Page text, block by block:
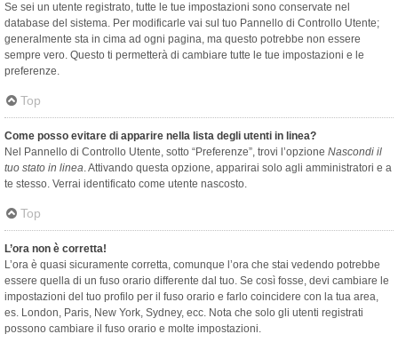
Se sei un utente registrato, tutte le tue impostazioni sono conservate nel
database del sistema. Per modificarle vai sul tuo Pannello di Controllo Utente;
generalmente sta in cima ad ogni pagina, ma questo potrebbe non essere
sempre vero. Questo ti permetterà di cambiare tutte le tue impostazioni e le
preferenze.
Top
Come posso evitare di apparire nella lista degli utenti in linea?
Nel Pannello di Controllo Utente, sotto “Preferenze”, trovi l’opzione Nascondi il
tuo stato in linea. Attivando questa opzione, apparirai solo agli amministratori e a
te stesso. Verrai identificato come utente nascosto.
Top
L’ora non è corretta!
L’ora è quasi sicuramente corretta, comunque l’ora che stai vedendo potrebbe
essere quella di un fuso orario differente dal tuo. Se così fosse, devi cambiare le
impostazioni del tuo profilo per il fuso orario e farlo coincidere con la tua area,
es. London, Paris, New York, Sydney, ecc. Nota che solo gli utenti registrati
possono cambiare il fuso orario e molte impostazioni.